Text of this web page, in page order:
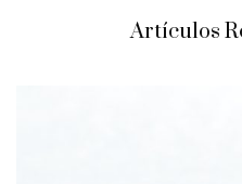
Artículos